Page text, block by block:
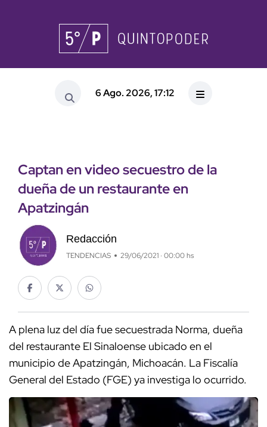
6 Ago. 2026, 17:12
Captan en video secuestro de la
dueña de un restaurante en
Apatzingán
Redacción
TENDENCIAS 29/06/2021 · 00:00 hs
A plena luz del día fue secuestrada Norma, dueña
del restaurante El Sinaloense ubicado en el
municipio de Apatzingán, Michoacán. La Fiscalía
General del Estado (FGE) ya investiga lo ocurrido.